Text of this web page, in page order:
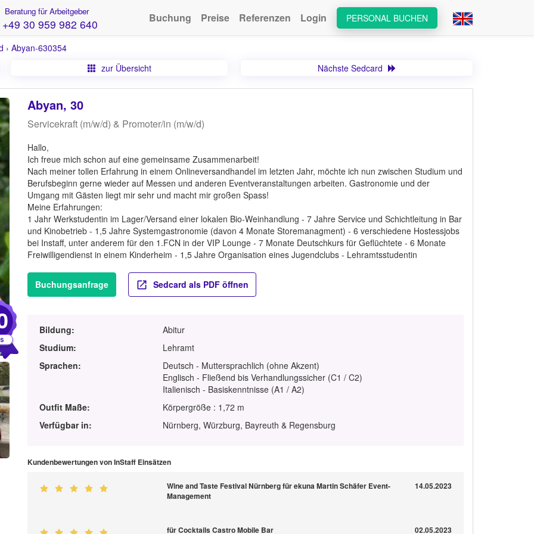
Beratung für Arbeitgeber
+49 30 959 982 640 PERSONAL BUCHEN
Buchung Preise Referenzen Login
› Abyan-630354
zur Übersicht
Nächste Sedcard
Abyan, 30
Servicekraft (m/w/d) & Promoter/in (m/w/d)
Hallo,
Ich freue mich schon auf eine gemeinsame Zusammenarbeit!
Nach meiner tollen Erfahrung in einem Onlineversandhandel im letzten Jahr, möchte ich nun zwischen Studium und
Berufsbeginn gerne wieder auf Messen und anderen Eventveranstaltungen arbeiten. Gastronomie und der
Umgang mit Gästen liegt mir sehr und macht mir großen Spass!
Meine Erfahrungen:
1 Jahr Werkstudentin im Lager/Versand einer lokalen Bio-Weinhandlung - 7 Jahre Service und Schichtleitung in Bar
und Kinobetrieb - 1,5 Jahre Systemgastronomie (davon 4 Monate Storemanagment) - 6 verschiedene Hostessjobs
bei Instaff, unter anderem für den 1.FCN in der VIP Lounge - 7 Monate Deutschkurs für Geflüchtete - 6 Monate
Freiwilligendienst in einem Kinderheim - 1,5 Jahre Organisation eines Jugendclubs - Lehramtsstudentin
Buchungsanfrage Sedcard als PDF öffnen
Bildung:
Abitur
Studium:
Lehramt
Sprachen:
Deutsch - Muttersprachlich (ohne Akzent)
Englisch - Fließend bis Verhandlungssicher (C1 / C2)
Italienisch - Basiskenntnisse (A1 / A2)
Outfit Maße:
Körpergröße : 1,72 m
Verfügbar in:
Nürnberg, Würzburg, Bayreuth & Regensburg
Kundenbewertungen von InStaff Einsätzen
Wine and Taste Festival Nürnberg für ekuna Martin Schäfer Event-
Management
14.05.2023
für Cocktails Castro Mobile Bar 02.05.2023